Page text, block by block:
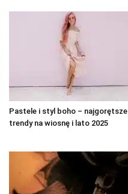
Pastele i styl boho – najgorętsze
trendy na wiosnę i lato 2025